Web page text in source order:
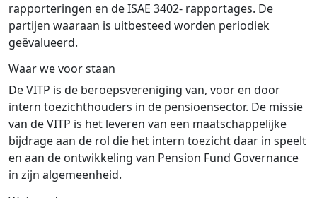
rapporteringen en de ISAE 3402- rapportages. De
partijen waaraan is uitbesteed worden periodiek
geëvalueerd.
Waar we voor staan
De VITP is de beroepsvereniging van, voor en door
intern toezichthouders in de pensioensector. De missie
van de VITP is het leveren van een maatschappelijke
bijdrage aan de rol die het intern toezicht daar in speelt
en aan de ontwikkeling van Pension Fund Governance
in zijn algemeenheid.